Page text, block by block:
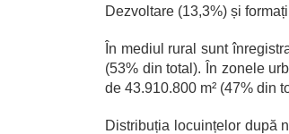
Dezvoltare (13,3%) și
În mediul rural sunt
(53% din total). În zonele
de 43.910.800 m² (47% din
Distribuția locuințelor după